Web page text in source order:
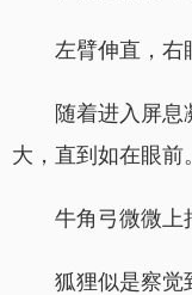
左臂伸直，右
随着进入屏息
大，直到如在眼前。
牛角弓微微上
狐狸似是察觉